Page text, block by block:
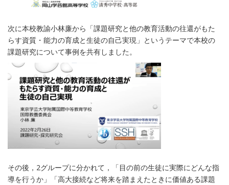
次に本校教諭小林廉から「課題研究と他の教育活動の往還がもた
らす資質・能力の育成と生徒の自己実現」というテーマで本校の
課題研究について事例を共有しました。
その後，2グループに分かれて，「目の前の生徒に実際にどんな指
導を行うか」「高大接続など将来を踏まえたときに価値ある課題